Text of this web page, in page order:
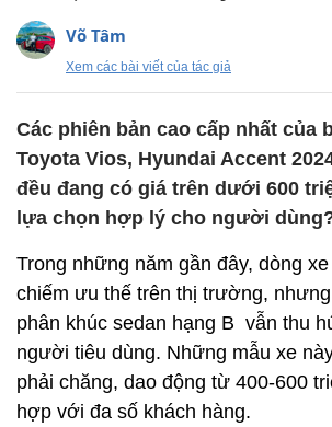
Võ Tâm
Xem các bài viết của tác giả
Các phiên bản cao cấp nhất của
Toyota Vios, Hyundai Accent
đều đang có giá trên dưới 600
lựa chọn hợp lý cho người
Trong những năm gần đây, dòng
chiếm ưu thế trên thị trường,
phân khúc sedan hạng B vẫn thu
người tiêu dùng. Những mẫu xe
phải chăng, dao động từ 400-600
hợp với đa số khách hàng.